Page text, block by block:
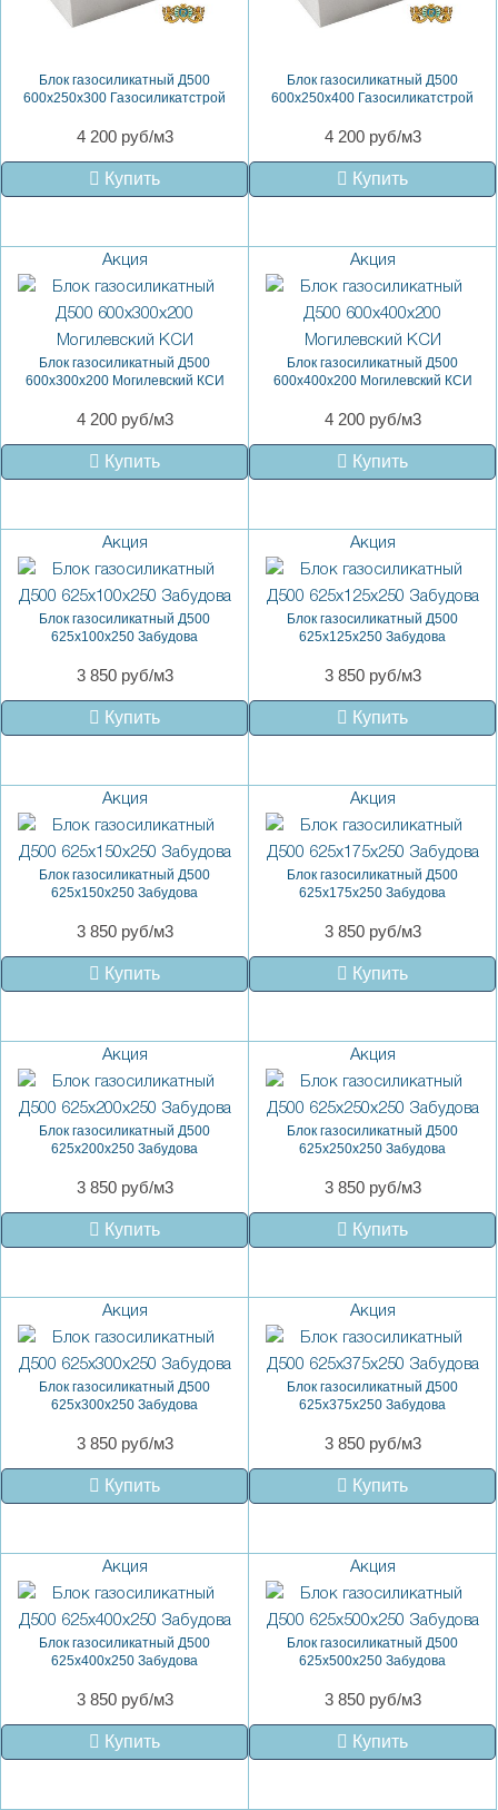
Блок газосиликатный Д500
600х250х300 Газосиликатстрой
4 200 руб/м3
Купить
Блок газосиликатный Д500
600х250х400 Газосиликатстрой
4 200 руб/м3
Купить
Акция
Блок газосиликатный Д500
600х300х200 Могилевский КСИ
4 200 руб/м3
Купить
Акция
Блок газосиликатный Д500
600х400х200 Могилевский КСИ
4 200 руб/м3
Купить
Акция
Блок газосиликатный Д500
625x100x250 Забудова
3 850 руб/м3
Купить
Акция
Блок газосиликатный Д500
625x125x250 Забудова
3 850 руб/м3
Купить
Акция
Блок газосиликатный Д500
625x150x250 Забудова
3 850 руб/м3
Купить
Акция
Блок газосиликатный Д500
625x175x250 Забудова
3 850 руб/м3
Купить
Акция
Блок газосиликатный Д500
625x200x250 Забудова
3 850 руб/м3
Купить
Акция
Блок газосиликатный Д500
625x250x250 Забудова
3 850 руб/м3
Купить
Акция
Блок газосиликатный Д500
625x300x250 Забудова
3 850 руб/м3
Купить
Акция
Блок газосиликатный Д500
625x375x250 Забудова
3 850 руб/м3
Купить
Акция
Блок газосиликатный Д500
625x400x250 Забудова
3 850 руб/м3
Купить
Акция
Блок газосиликатный Д500
625x500x250 Забудова
3 850 руб/м3
Купить